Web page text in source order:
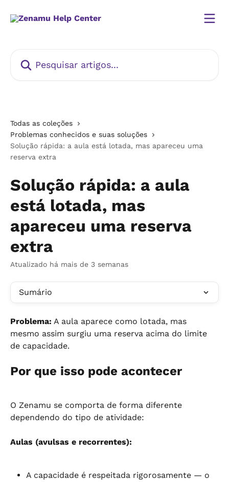
Todas as coleções
Problemas conhecidos e suas soluções
Solução rápida: a aula está lotada, mas apareceu uma
reserva extra
Solução rápida: a aula
está lotada, mas
apareceu uma reserva
extra
Atualizado há mais de 3 semanas
Sumário
Problema: A aula aparece como lotada, mas
mesmo assim surgiu uma reserva acima do limite
de capacidade.
Por que isso pode acontecer
O Zenamu se comporta de forma diferente
dependendo do tipo de atividade:
Aulas (avulsas e recorrentes):
A capacidade é respeitada rigorosamente — o